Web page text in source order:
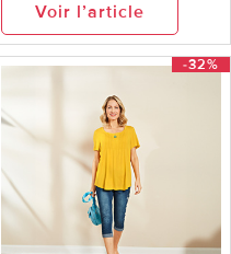
Voir l’article
-32%